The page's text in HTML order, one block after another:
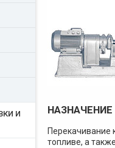
Перекачивание
топливе, а
И